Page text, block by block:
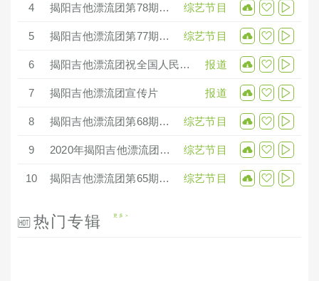
每月5号在揭阳街头（主要在揭阳青年广场附近沿江路榕树下）举行
公益卖唱。
代表作：《鸭肉剁，啤酒起》《Hello, Kityall》《老街老巷老西施》
成员（不完整）：陈炜（贰哥）、郑礼杰、吴洪成、郑楚荣、何伟
群、罗斌、李佳等
星空网直播地址：https://vzan.com/live/channelpage-80578
4 揭阳吉他漂流团第78期公益卖唱 综艺节目
5 揭阳吉他漂流团第77期公益卖唱 综艺节目
6 揭阳吉他漂流团祝全国人民新年快乐 报道
7 揭阳吉他漂流团宣传片 报道
8 揭阳吉他漂流团第68期公益卖唱 综艺节目
9 2020年揭阳吉他漂流团新年联欢音乐会 综艺节目
10 揭阳吉他漂流团第65期公益卖唱 综艺节目
热门专辑 更多